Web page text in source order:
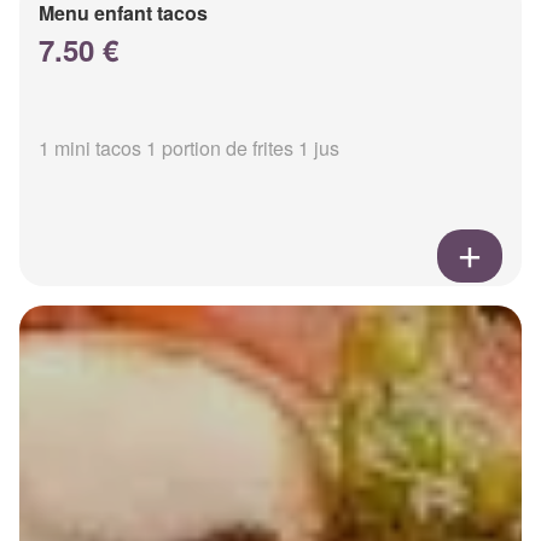
Menu enfant tacos
7.50 €
1 mini tacos 1 portion de frites 1 jus